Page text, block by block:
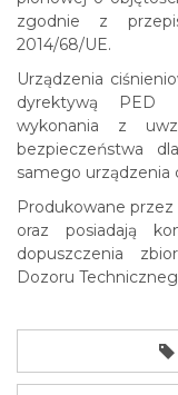
zgodnie z
2014/68/UE.
Urządzenia
dyrektywą PED
wykonania z
bezpieczeństwa
samego urządzenia
Produkowane przez
oraz posiadają
dopuszczenia
Dozoru